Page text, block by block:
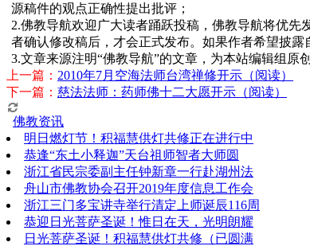
源稿件的观点正确性提出批评；
2.佛教导航欢迎广大读者踊跃投稿，佛教导航将优
者确认修改稿后，才会正式发布。如果作者希望披
3.文章来源注明“佛教导航”的文章，为本站编辑组原
上一篇： 2010年7月空海法师台湾禅修开示（阅读）
下一篇： 慈法法师：药师佛十二大愿开示（阅读）
佛教资讯
明日燃灯节！积福慧供灯共修正在进行中
恭逢“东土小释迦”天台祖师智者大师圆
浙江省民宗委副主任钟新章一行赴湖州法
舟山市佛教协会召开2019年度信息工作会
浙江三门多宝讲寺举行清定上师诞辰116周
恭迎日光菩萨圣诞！惟日在天，光明朗耀
日光菩萨圣诞！积福慧供灯共修（已圆满